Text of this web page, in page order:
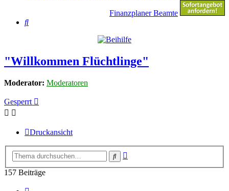
Finanzplaner Beamte
Suche
"Willkommen Flüchtlinge"
Moderator: Moderatoren
Gesperrt
Druckansicht
Suche
157 Beiträge